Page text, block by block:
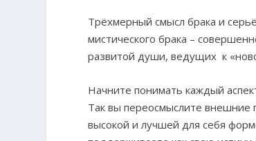
Трёхмерный смысл брака и
мистического брака –
развитой души, ведущих к
Начните понимать каждый
Так вы переосмыслите внешние
высокой и лучшей для себя